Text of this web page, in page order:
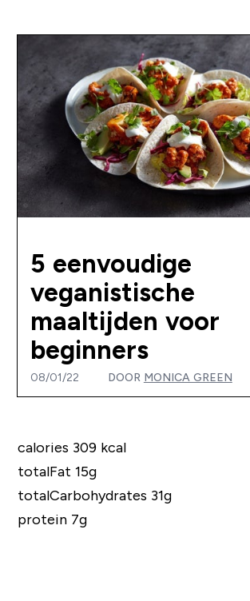
5 eenvoudige
veganistische
maaltijden voor
beginners
08/01/22 DOOR MONICA GREEN
calories 309 kcal
totalFat 15g
totalCarbohydrates 31g
protein 7g